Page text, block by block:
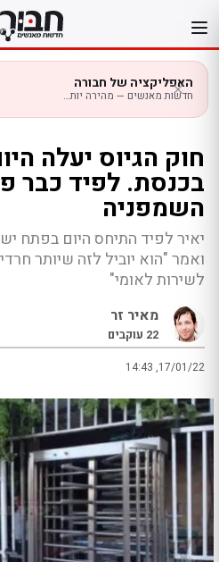
לתוכן
האפליקציה של חבורה
חדשות מאנשים — מהירה יותר בנייד
חוק הגיוס יעלה
בכנסת. לפיד כבר
השמפניה
יאיר לפיד התיחס היום בפתח
ואמר "הוא יוביל לזה שיותר
לשירות לאומי"
מאיר זר
22 עוקבים
14:43 ,17/01/22